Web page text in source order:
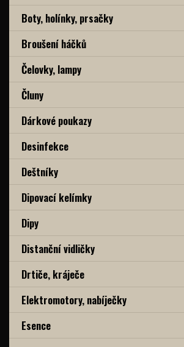
Boty, holínky, prsačky
Broušení háčků
Čelovky, lampy
Čluny
Dárkové poukazy
Desinfekce
Deštníky
Dipovací kelímky
Dipy
Distanční vidličky
Drtiče, kráječe
Elektromotory, nabíječky
Esence